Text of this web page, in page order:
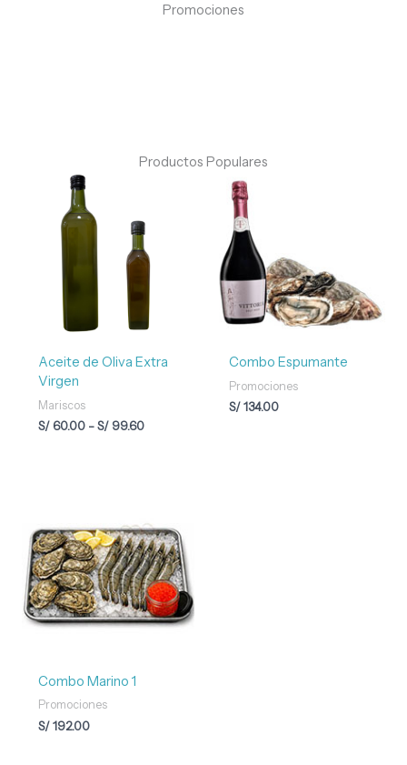
Promociones
Productos Populares
Aceite de Oliva Extra
Virgen
Mariscos
S/60.00 - S/99.60
desde
S/ 60.00
hasta
Combo Espumante
Promociones
S/134.00
Combo Marino 1
Promociones
S/192.00